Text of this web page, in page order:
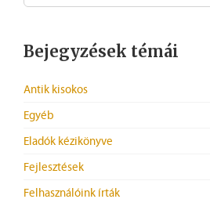
Bejegyzések témái
Antik kisokos
Egyéb
Eladók kézikönyve
Fejlesztések
Felhasználóink írták